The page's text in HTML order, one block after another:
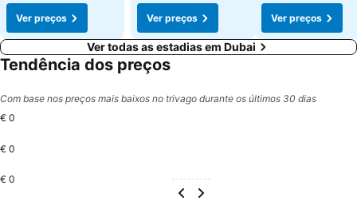
Ver preços
Ver preços
Ver preços
Ver todas as estadias em Dubai
Tendência dos preços
Com base nos preços mais baixos no trivago durante os últimos 30 dias
€ 0
€ 0
€ 0